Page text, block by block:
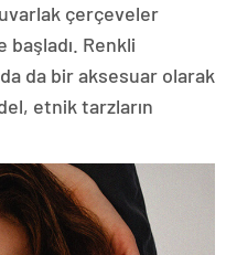
çerçeveler
Renkli
da bir aksesuar olarak
etnik tarzların